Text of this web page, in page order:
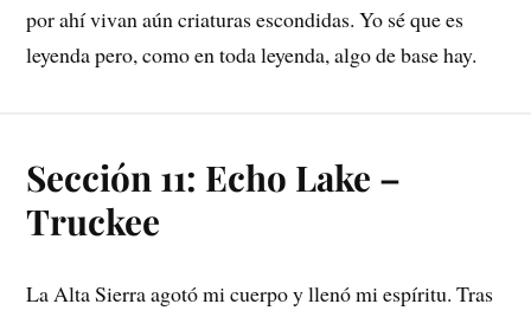
por ahí vivan aún criaturas escondidas. Yo sé que es
leyenda pero, como en toda leyenda, algo de base hay.
Sección 11: Echo Lake –
Truckee
La Alta Sierra agotó mi cuerpo y llenó mi espíritu. Tras